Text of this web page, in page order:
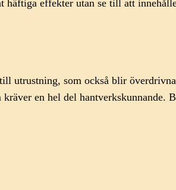
häftiga effekter utan se till att
utrustning, som också blir
en hel del hantverkskunnande.